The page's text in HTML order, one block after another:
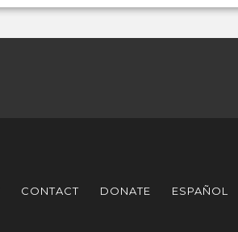
CONTACT DONATE ESPAÑOL